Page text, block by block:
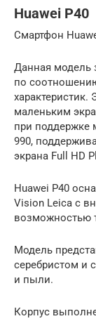
Huawei P40
Смартфон
Данная модель
по
маленьким
при поддержке
990,
экрана Full HD
Huawei P40
Vision Leica с
возможностью
Модель
серебристом и
и пыли.
Корпус